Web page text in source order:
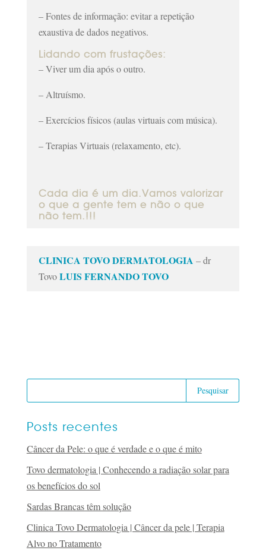
– Fontes de informação: evitar a repetição
exaustiva de dados negativos.
Lidando com frustações:
– Viver um dia após o outro.
– Altruísmo.
– Exercícios físicos (aulas virtuais com música).
– Terapias Virtuais (relaxamento, etc).
Cada dia é um dia.Vamos valorizar
o que a gente tem e não o que
não tem.!!!
CLINICA TOVO DERMATOLOGIA – dr
TovoLUIS FERNANDO TOVO
Posts recentes
Câncer da Pele: o que é verdade e o que é mito
Tovo dermatologia | Conhecendo a radiação solar para
os benefícios do sol
Sardas Brancas têm solução
Clinica Tovo Dermatologia | Câncer da pele | Terapia
Alvo no Tratamento